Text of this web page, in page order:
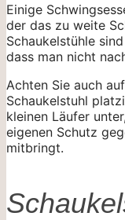
Einige
der das zu weite
Schaukelstühle
dass man nicht
Achten Sie auch
Schaukelstuhl
kleinen Läufer
eigenen Schutz
mitbringt.